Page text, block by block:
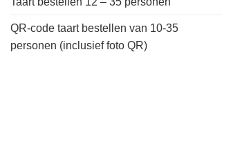
QR-code taart bestellen van 10-35
personen (inclusief foto QR)